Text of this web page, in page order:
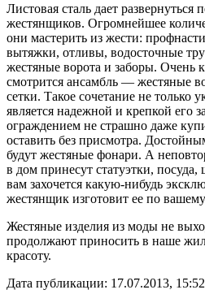
Листовая сталь дает развернуться
жестянщиков. Огромнейшее
они мастерить из жести:
вытяжки, отливы, водосточные
жестяные ворота и заборы. Очень
смотрится ансамбль — жестяные
сетки. Такое сочетание не только
является надежной и крепкой его
ограждением не страшно даже
оставить без присмотра.
будут жестяные фонари. А
в дом принесут статуэтки,
вам захочется какую-нибудь
жестянщик изготовит ее по
Жестяные изделия из моды не
продолжают приносить в наше
красоту.
Дата публикации: 17.07.2013, 15:52